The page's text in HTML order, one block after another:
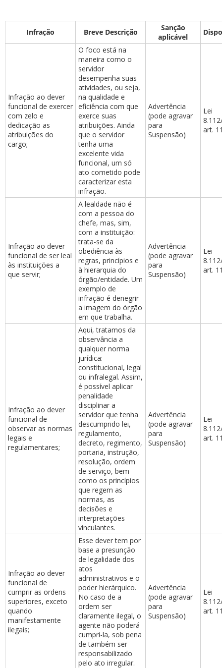
Infração Breve Descrição
Sanção
aplicável
Infração ao dever
funcional de exercer
com zelo e
dedicação as
atribuições do
cargo;
O foco está na
maneira como o
servidor
desempenha suas
atividades, ou seja,
na qualidade e
eficiência com que
exerce suas
atribuições. Ainda
que o servidor
tenha uma
excelente vida
funcional, um só
ato cometido pode
caracterizar esta
infração.
Advertência
(pode agravar
para
Suspensão)
Lei
art.
Infração ao dever
funcional de ser leal
às instituições a
que servir;
A lealdade não é
com a pessoa do
chefe, mas, sim,
com a instituição:
trata-se da
obediência às
regras, princípios e
à hierarquia do
órgão/entidade. Um
exemplo de
infração é denegrir
a imagem do órgão
em que trabalha.
Advertência
(pode agravar
para
Suspensão)
Lei
art.
Infração ao dever
funcional de
observar as normas
legais e
regulamentares;
Aqui, tratamos da
observância a
qualquer norma
jurídica:
constitucional, legal
ou infralegal. Assim,
é possível aplicar
penalidade
disciplinar a
servidor que tenha
descumprido lei,
regulamento,
decreto, regimento,
portaria, instrução,
resolução, ordem
de serviço, bem
como os princípios
que regem as
normas, as
decisões e
interpretações
vinculantes.
Advertência
(pode agravar
para
Suspensão)
Lei
art.
Infração ao dever
funcional de
cumprir as ordens
superiores, exceto
quando
manifestamente
ilegais;
Esse dever tem por
base a presunção
de legalidade dos
atos
administrativos e o
poder hierárquico.
No caso de a
ordem ser
claramente ilegal, o
agente não poderá
cumpri-la, sob pena
de também ser
responsabilizado
pelo ato irregular.
Advertência
(pode agravar
para
Suspensão)
Lei
art.